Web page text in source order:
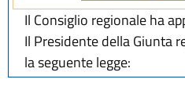
Il Consiglio regionale ha
Il Presidente della Giunta
la seguente legge: